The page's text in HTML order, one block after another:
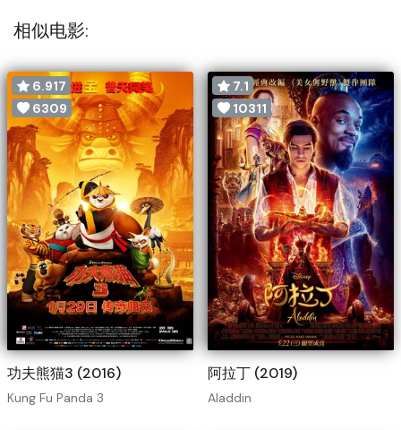
相似电影:
6.917
6309
功夫熊猫3 (2016)
Kung Fu Panda 3
7.1
10311
阿拉丁 (2019)
Aladdin